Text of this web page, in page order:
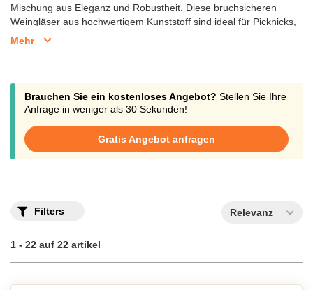
Mischung aus Eleganz und Robustheit. Diese bruchsicheren
Weingläser aus hochwertigem Kunststoff sind ideal für Picknicks,
Events oder den Einsatz in der Gastronomie. Trotz ihres leichten
zu einem stilvollen Werbegeschenk oder personalisierten Artikel
für Weinliebhaber macht. Bestellen Sie ab einer Stückzahl von 72
innerhalb von 10-15 Werktagen.
Mehr
Brauchen Sie ein kostenloses Angebot? Stellen Sie Ihre
Anfrage in weniger als 30 Sekunden!
Gratis Angebot anfragen
Filters Relevanz
1 - 22 auf 22 artikel